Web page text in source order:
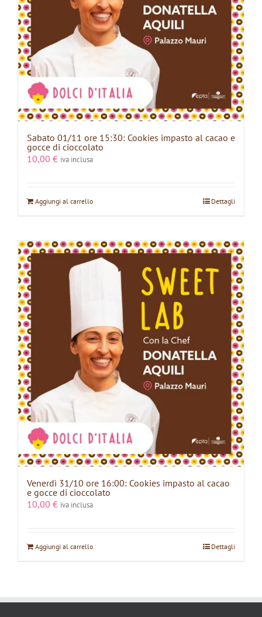
Sabato 01/11 ore 15:30: Cookies impasto al cacao e
gocce di cioccolato
10,00 € iva inclusa
Aggiungi al carrello Dettagli
Venerdì 31/10 ore 16:00: Cookies impasto al cacao
e gocce di cioccolato
10,00 € iva inclusa
Aggiungi al carrello Dettagli